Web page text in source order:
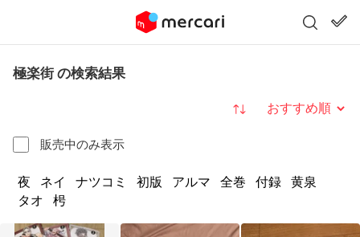
極楽街 の検索結果
販売中のみ表示
並び替え
夜 ネイ ナツコミ 初版 アルマ 全巻 付録
黄泉
タオ
枵